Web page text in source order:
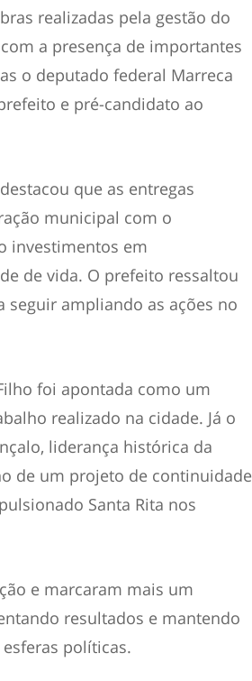
realizadas pela gestão do
a presença de importantes
o deputado federal Marreca
e pré-candidato ao
que as entregas
municipal com o
investimentos em
de vida. O prefeito ressaltou
ampliando as ações no
foi apontada como um
realizado na cidade. Já o
liderança histórica da
de um projeto de continuidade
Santa Rita nos
e marcaram mais um
resultados e mantendo
políticas.